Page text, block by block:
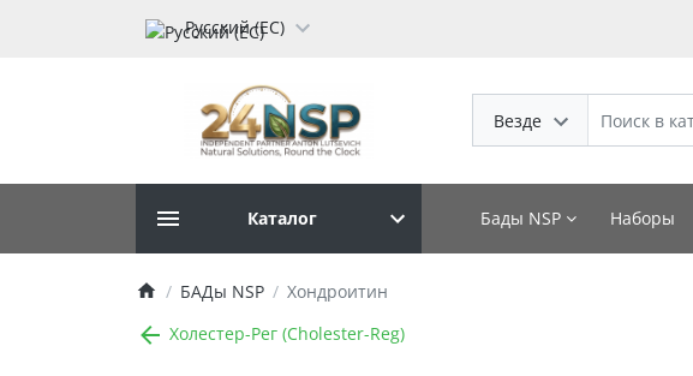
Русский (ЕС)
Везде
Каталог Бады NSP Наборы
БАДы NSP
Хондроитин
Холестер-Рег (Cholester-Reg)